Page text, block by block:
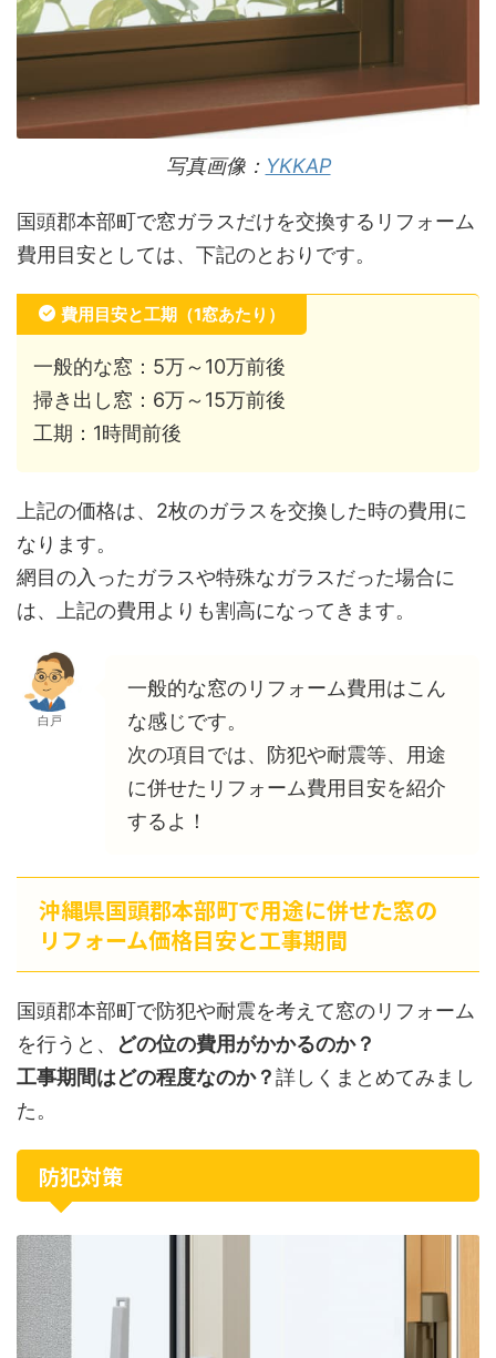
写真画像： YKKAP
国頭郡本部町で窓ガラスだけを交換するリフォーム
費用目安としては、下記のとおりです。
費用目安と工期（1窓あたり）
一般的な窓：5万～10万前後
掃き出し窓：6万～15万前後
工期：1時間前後
上記の価格は、2枚のガラスを交換した時の費用に
なります。
網目の入ったガラスや特殊なガラスだった場合に
は、上記の費用よりも割高になってきます。
白戸
一般的な窓のリフォーム費用はこん
な感じです。
次の項目では、防犯や耐震等、用途
に併せたリフォーム費用目安を紹介
するよ！
沖縄県国頭郡本部町で用途に併せた窓の
リフォーム価格目安と工事期間
国頭郡本部町で防犯や耐震を考えて窓のリフォーム
を行うと、
どの位の費用がかかるのか？
工事期間はどの程度なのか？詳しくまとめてみまし
た。
防犯対策